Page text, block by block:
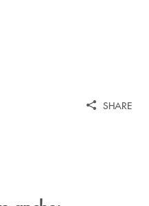
SHARE